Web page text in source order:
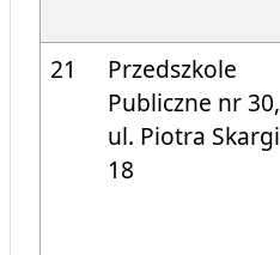
21
Przedszkole
Publiczne nr 30,
ul. Piotra Skargi
18